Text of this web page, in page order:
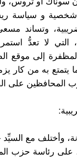
و سياسة
وتساند
التي لا تعدُّ
إلى موقع
يتمتع به من كار
المحافظين على
وأختلف مع
على رئاسة حزب